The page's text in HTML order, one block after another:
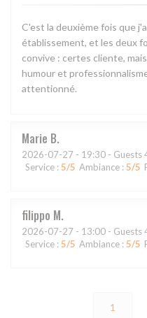
C'est la deuxième fois que
établissement, et les deux
convive : certes cliente,
humour et
attentionné.
Marie B
2026-07-27 - 19:30 - Guests
Service : 5/5 Ambiance : 5/5
filippo M
2026-07-27 - 13:00 - Guests
Service : 5/5 Ambiance : 5/5
1